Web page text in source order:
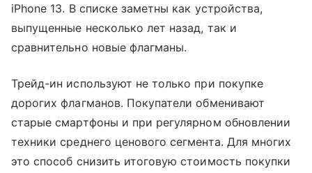
iPhone 13. В списке заметны как устройства,
выпущенные несколько лет назад, так и
сравнительно новые флагманы.
Трейд-ин используют не только при покупке
дорогих флагманов. Покупатели обменивают
старые смартфоны и при регулярном обновлении
техники среднего ценового сегмента. Для многих
это способ снизить итоговую стоимость покупки